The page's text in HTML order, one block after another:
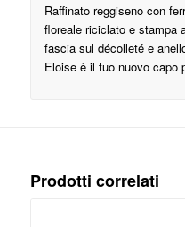
Raffinato reggiseno con
floreale riciclato e stampa
fascia sul décolleté e
Eloise è il tuo nuovo capo
Prodotti correlati